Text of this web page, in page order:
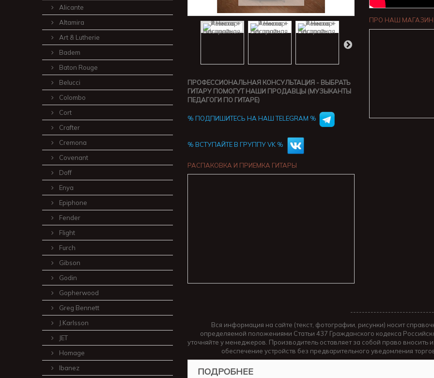
Alicante
Altamira
Art & Lutherie
Badem
Baton Rouge
Belucci
Colombo
Cort
Crafter
Cremona
Covenant
Doff
Enya
Epiphone
Fender
Flight
Furch
Gibson
Godin
Gopherwood
Greg Bennett
J.Karlsson
JET
Homage
Ibanez
ПРОФЕССИОНАЛЬНАЯ КОНСУЛЬТАЦИЯ - ВЫБРАТЬ
ГИТАРУ ПОМОГУТ НАШИ ПРОДАВЦЫ (МУЗЫКАНТЫ
ПЕДАГОГИ ПО ГИТАРЕ)
% ПОДПИШИТЕСЬ НА НАШ TELEGRAM %
% ВСТУПАЙТЕ В ГРУППУ VK %
РАСПАКОВКА И ПРИЕМКА ГИТАРЫ
ПРО НАШ МАГАЗИН -
Вся информация на сайте (текст, фотографии, рисунки) носит
определяемой положениями Статьи 437 Гражданского кодекса
уточняйте у менеджеров. Производитель оставляет за собой право
обеспечение устройств без предварительного уведомления
ПОДРОБНЕЕ